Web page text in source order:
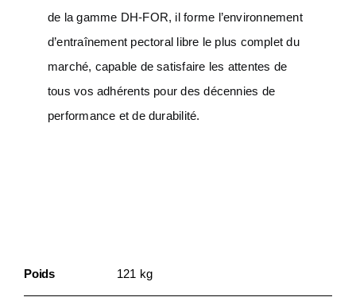
de la gamme DH-FOR, il forme l’environnement
d’entraînement pectoral libre le plus complet du
marché, capable de satisfaire les attentes de
tous vos adhérents pour des décennies de
performance et de durabilité.
Poids 121 kg